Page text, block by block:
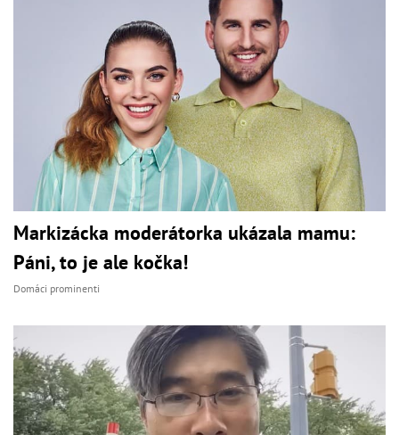
Markizácka moderátorka ukázala mamu:
Páni, to je ale kočka!
Domáci prominenti